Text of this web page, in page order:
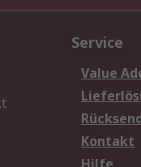
Service
Value
Kontakt